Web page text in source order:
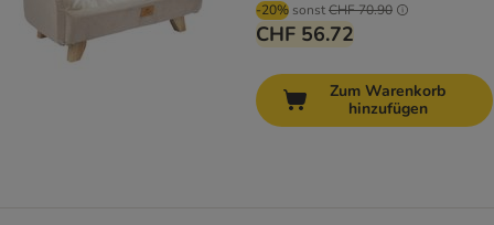
-20% sonstCHF 70.90
CHF 56.72
Zum Warenkorb
hinzufügen